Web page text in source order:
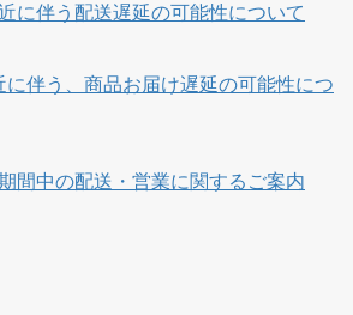
に伴う配送遅延の可能性について
に伴う、商品お届け遅延の可能性につ
間中の配送・営業に関するご案内